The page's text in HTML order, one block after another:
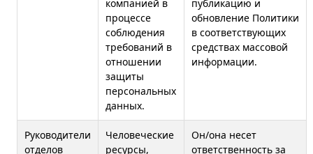
компанией в
процессе
соблюдения
требований в
отношении
защиты
персональных
данных.
публикацию и
обновление Политики
в соответствующих
средствах массовой
информации.
Руководители
отделов
Человеческие
ресурсы,
Он/она несет
ответственность за